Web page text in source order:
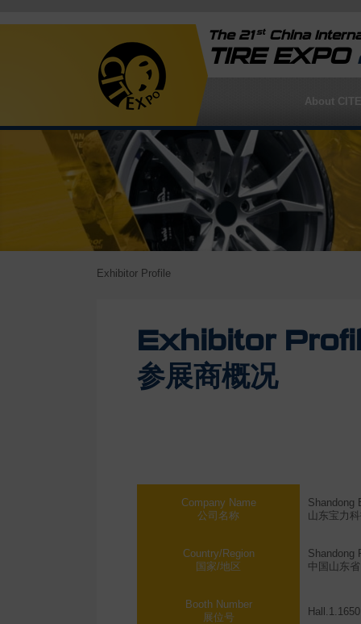
The 21stChina
TIRE EXPO
About
Exhibitor Profile
Exhibitor
参展商概况
Company Name
公司名称
Shandong
山东宝力
Country/Region
国家/地区
Shandong
中国山东省
Booth Number
展位号
Hall.1.1650